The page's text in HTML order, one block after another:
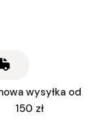
wysyłka od
150 zł